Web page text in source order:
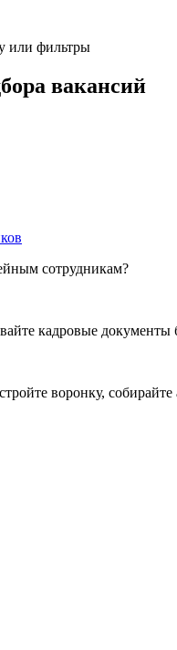
или фильтры
вакансий
сотрудникам?
кадровые документы
воронку,